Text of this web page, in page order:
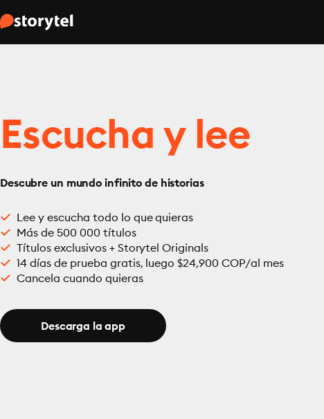
Escucha y lee
Descubre un mundo infinito de historias
Lee y escucha todo lo que quieras
Más de 500 000 títulos
Títulos exclusivos + Storytel Originals
14 días de prueba gratis, luego $24,900 COP/al mes
Cancela cuando quieras
Descarga la app